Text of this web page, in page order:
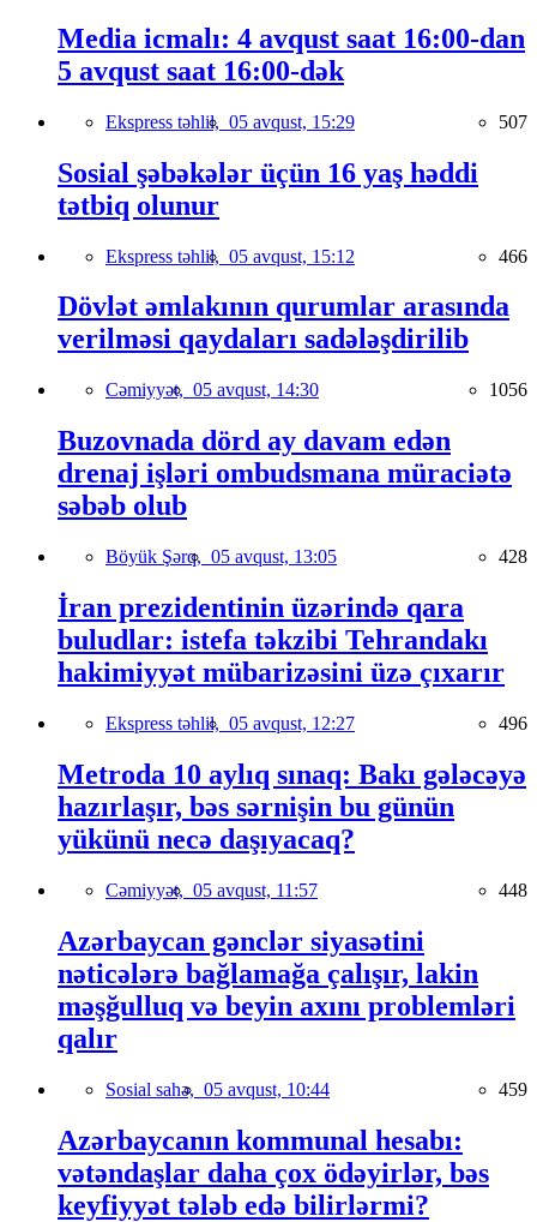
Media icmalı: 4 avqust saat 16:00-dan
5 avqust saat 16:00-dək
Ekspress təhlil, 05 avqust, 15:29 507
Sosial şəbəkələr üçün 16 yaş həddi
tətbiq olunur
Ekspress təhlil, 05 avqust, 15:12 466
Dövlət əmlakının qurumlar arasında
verilməsi qaydaları sadələşdirilib
Cəmiyyət, 05 avqust, 14:30 1056
Buzovnada dörd ay davam edən
drenaj işləri ombudsmana müraciətə
səbəb olub
Böyük Şərq, 05 avqust, 13:05 428
İran prezidentinin üzərində qara
buludlar: istefa təkzibi Tehrandakı
hakimiyyət mübarizəsini üzə çıxarır
Ekspress təhlil, 05 avqust, 12:27 496
Metroda 10 aylıq sınaq: Bakı gələcəyə
hazırlaşır, bəs sərnişin bu günün
yükünü necə daşıyacaq?
Cəmiyyət, 05 avqust, 11:57 448
Azərbaycan gənclər siyasətini
nəticələrə bağlamağa çalışır, lakin
məşğulluq və beyin axını problemləri
qalır
Sosial sahə, 05 avqust, 10:44 459
Azərbaycanın kommunal hesabı:
vətəndaşlar daha çox ödəyirlər, bəs
keyfiyyət tələb edə bilirlərmi?